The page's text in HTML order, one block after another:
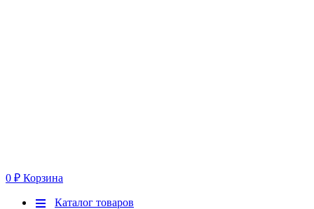
0 ₽ Корзина
Меню
Каталог товаров